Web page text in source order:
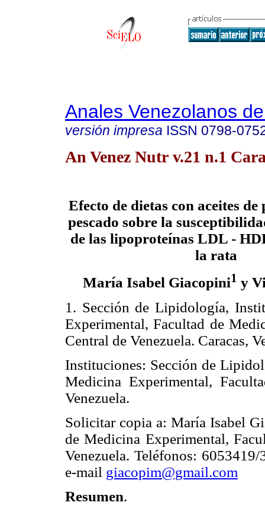
Anales Venezolanos
versión impresa ISSN 0798-
An Venez Nutr v.21 n.1
Efecto de dietas con aceites
pescado sobre la
de las lipoproteínas LDL -
la rata
María Isabel Giacopini1 y
1. Sección de Lipidología,
Experimental, Facultad de
Central de Venezuela. Caracas,
Instituciones: Sección de
Medicina Experimental,
Venezuela.
Solicitar copia a: María Isabel
de Medicina Experimental,
Venezuela. Teléfonos:
e-mail giacopim@gmail.com
Resumen.